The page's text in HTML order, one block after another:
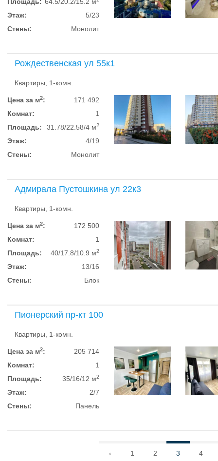
Этаж:
5/23
Стены:
Монолит
Рождественская ул 55к1
Квартиры, 1-комн.
Цена за м2:
171 492
Комнат:
1
Площадь:
31.78/22.58/4 м2
Этаж:
4/19
Стены:
Монолит
Адмирала Пустошкина ул 22к3
Квартиры, 1-комн.
Цена за м2:
172 500
Комнат:
1
Площадь:
40/17.8/10.9 м2
Этаж:
13/16
Стены:
Блок
Пионерский пр-кт 100
Квартиры, 1-комн.
Цена за м2:
205 714
Комнат:
1
Площадь:
35/16/12 м2
Этаж:
2/7
Стены:
Панель
‹ 1 2 3 4